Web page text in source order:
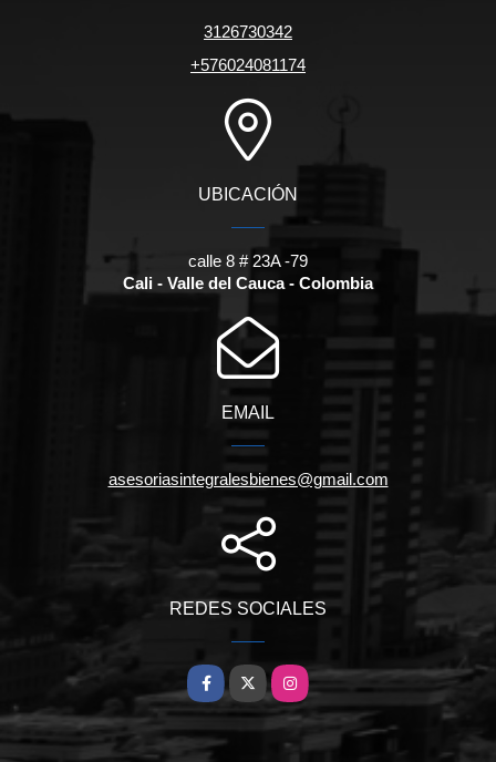
3126730342
+576024081174
UBICACIÓN
calle 8 # 23A -79
Cali - Valle del Cauca - Colombia
EMAIL
asesoriasintegralesbienes@gmail.com
REDES SOCIALES
Facebook
X Instagram